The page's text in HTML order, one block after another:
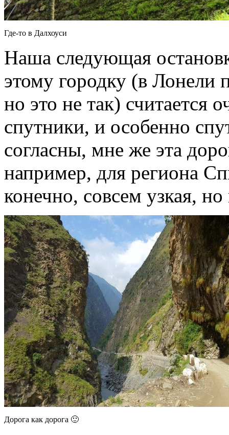
Где-то в Далхоуси
Наша следующая
этому городку (в Лонели
но это не так) считается
спутники, и особенно
согласны, мне же эта
например, для региона
конечно, совсем узкая,
Дорога как дорога 🙂